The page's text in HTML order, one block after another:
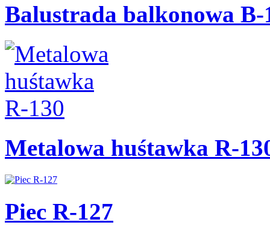
Balustrada balkonowa B-
Metalowa huśtawka R-
Piec R-127